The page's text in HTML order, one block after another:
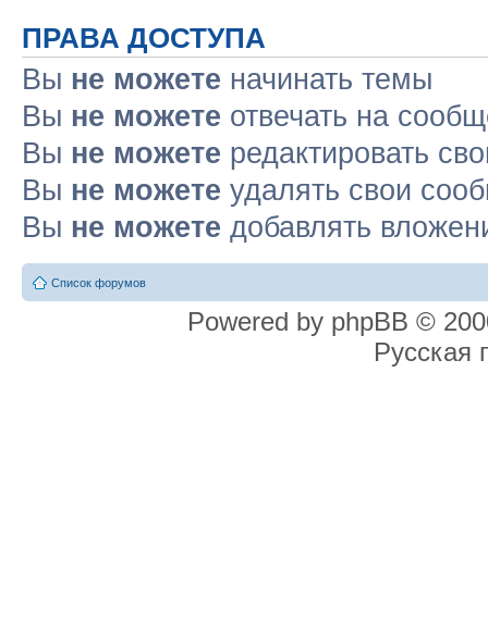
ПРАВА ДОСТУПА
Вы не можете начинать темы
Вы не можете отвечать на
Вы не можете редактировать
Вы не можете удалять свои
Вы не можете добавлять
Список форумов
Powered by phpBB ©
Русская